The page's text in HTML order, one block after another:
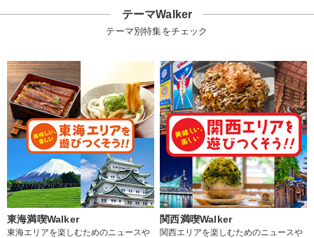
テーマWalker
テーマ別特集をチェック
東海満喫Walker
東海エリアを楽しむためのニュースや
関西満喫Walker
関西エリアを楽しむためのニュースや